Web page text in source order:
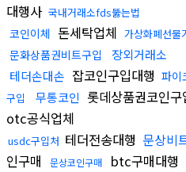
대행사 국내거래소fds뚫는법
코인이체 돈세탁업체 가상화폐선물
문화상품권비트구입
장외거래소
테더손대손 잡코인구입대행 파이
구입
무통코인 롯데상품권코인구
otc공식업체
usdc구입처 테더전송대행 문상비
인구매
문상코인구매 btc구매대행